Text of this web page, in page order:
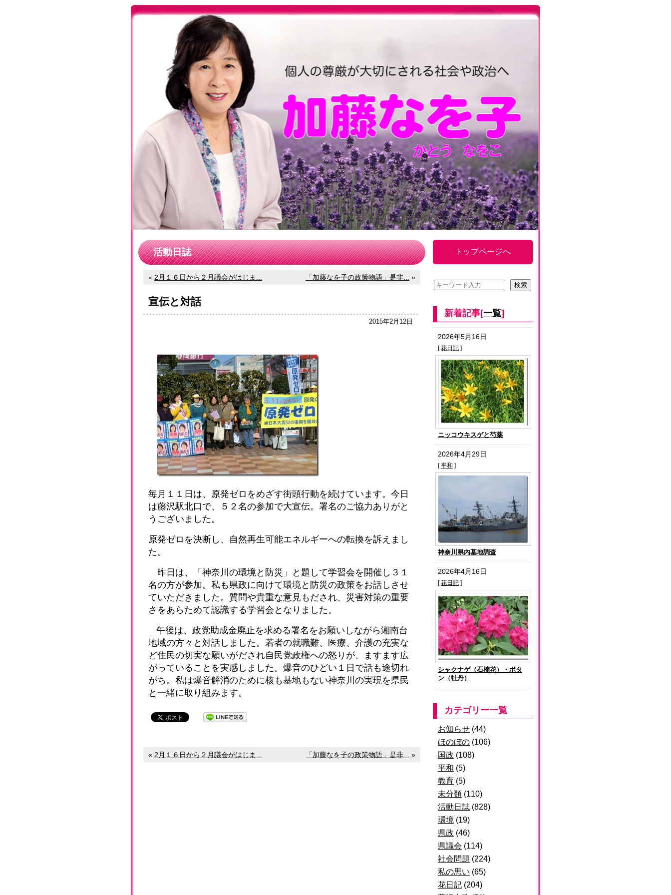
活動日誌
« 2月１６日から２月議会がはじま... 「加藤なを子の政策物語」是非... »
宣伝と対話
2015年2月12日
毎月１１日は、原発ゼロをめざす街頭行動を続けています。今日
は藤沢駅北口で、５２名の参加で大宣伝。署名のご協力ありがと
うございました。
原発ゼロを決断し、自然再生可能エネルギーへの転換を訴えまし
た。
昨日は、「神奈川の環境と防災」と題して学習会を開催し３１
名の方が参加。私も県政に向けて環境と防災の政策をお話しさせ
ていただきました。質問や貴重な意見もだされ、災害対策の重要
さをあらためて認識する学習会となりました。
午後は、政党助成金廃止を求める署名をお願いしながら湘南台
地域の方々と対話しました。若者の就職難、医療、介護の充実な
ど住民の切実な願いがだされ自民党政権への怒りが、ますます広
がっていることを実感しました。爆音のひどい１日で話も途切れ
がち。私は爆音解消のために核も基地もない神奈川の実現を県民
と一緒に取り組みます。
« 2月１６日から２月議会がはじま... 「加藤なを子の政策物語」是非... »
トップページへ
新着記事[一覧]
2026年5月16日
[花日記 ]
ニッコウキスゲと芍薬
2026年4月29日
[平和 ]
神奈川県内基地調査
2026年4月16日
[花日記 ]
シャクナゲ（石楠花）・ボタ
ン（牡丹）
カテゴリー一覧
お知らせ (44)
ほのぼの (106)
国政 (108)
平和 (5)
教育 (5)
未分類 (110)
活動日誌 (828)
環境 (19)
県政 (46)
県議会 (114)
社会問題 (224)
私の思い (65)
花日記 (204)